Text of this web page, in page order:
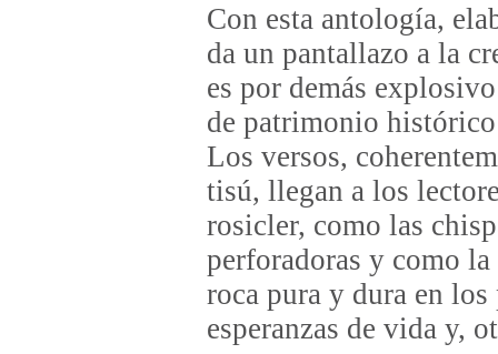
Con esta antología,
da un pantallazo a la
es por demás
de patrimonio
Los versos,
tisú, llegan a los
rosicler, como las
perforadoras y como
roca pura y dura en los
esperanzas de vida y,